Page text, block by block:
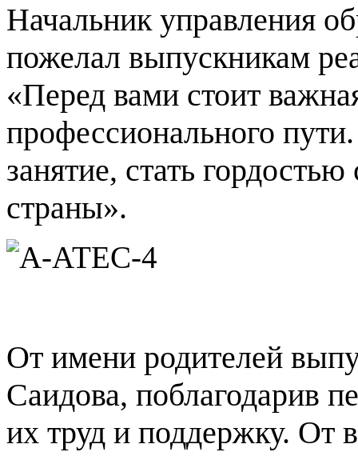
Начальник управления
пожелал выпускникам
«Перед вами стоит
профессионального
занятие, стать
страны».
От имени родителей
Саидова, поблагодарив
их труд и поддержку. От